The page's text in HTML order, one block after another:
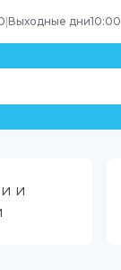
Выходные дни10:00
и